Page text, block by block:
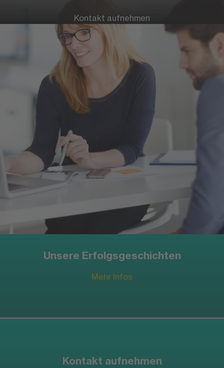
Kontakt aufnehmen
Mitarbeitende entwickeln
Mehr Infos
Nachwuchs gewinnen
Mehr Infos
Unsere Erfolgsgeschichten
Mehr Infos
Kontakt aufnehmen